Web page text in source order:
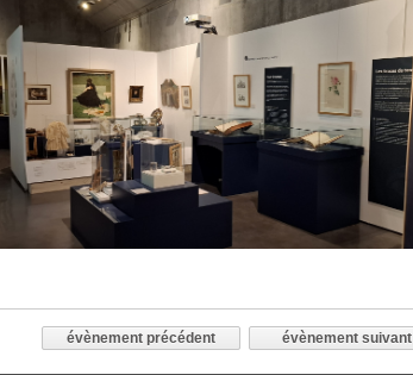
évènement précédent évènement suivant